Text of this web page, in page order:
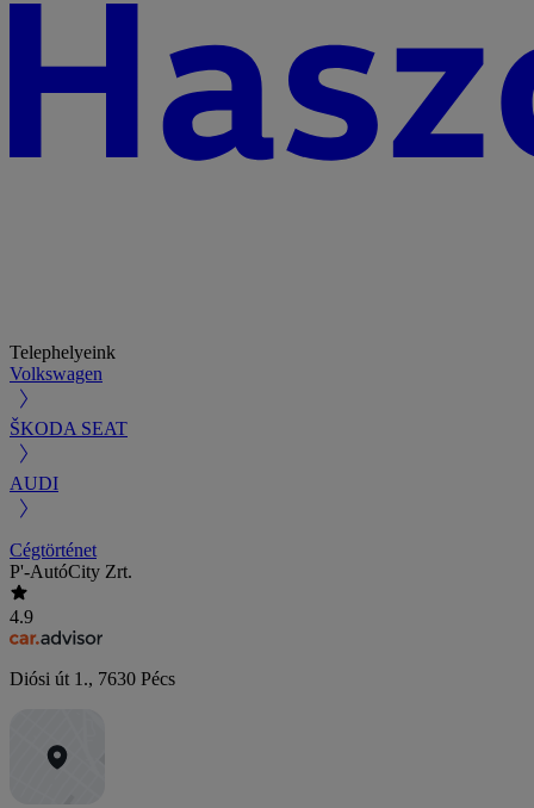
Telephelyeink
Volkswagen
ŠKODA SEAT
AUDI
Cégtörténet
P'-AutóCity Zrt.
4.9
Diósi út 1., 7630 Pécs